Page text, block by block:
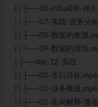
| | ├──06-influxDB-持
| | ├──07-实战-业务分
| | ├──08-数据的来源
| | └──09-数据的清洗
| ├──day-12-实战
| | ├──00-本日目标
| | ├──01-业务概述
| | ├──02-名词解释-签